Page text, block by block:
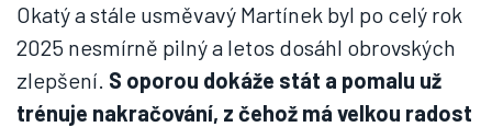
Okatý a stále usměvavý Martínek byl po celý rok
2025 nesmírně pilný a letos dosáhl obrovských
zlepšení. S oporou dokáže stát a pomalu už
trénuje nakračování, z čehož má velkou radost